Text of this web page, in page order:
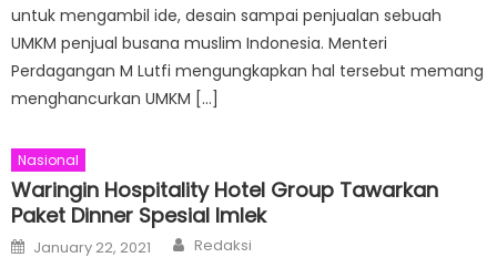
untuk mengambil ide, desain sampai penjualan sebuah
UMKM penjual busana muslim Indonesia. Menteri
Perdagangan M Lutfi mengungkapkan hal tersebut memang
menghancurkan UMKM […]
Nasional
Waringin Hospitality Hotel Group Tawarkan
Paket Dinner Spesial Imlek
Posted
on
January 22, 2021 Author
Redaksi